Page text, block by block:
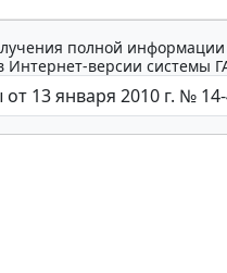
полной
Интернет-версии системы